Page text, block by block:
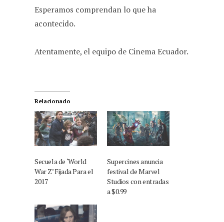
Esperamos comprendan lo que ha
acontecido.
Atentamente, el equipo de Cinema Ecuador.
Relacionado
Secuela de ‘World
War Z’ Fijada Para el
2017
Supercines anuncia
festival de Marvel
Studios con entradas
a $0.99